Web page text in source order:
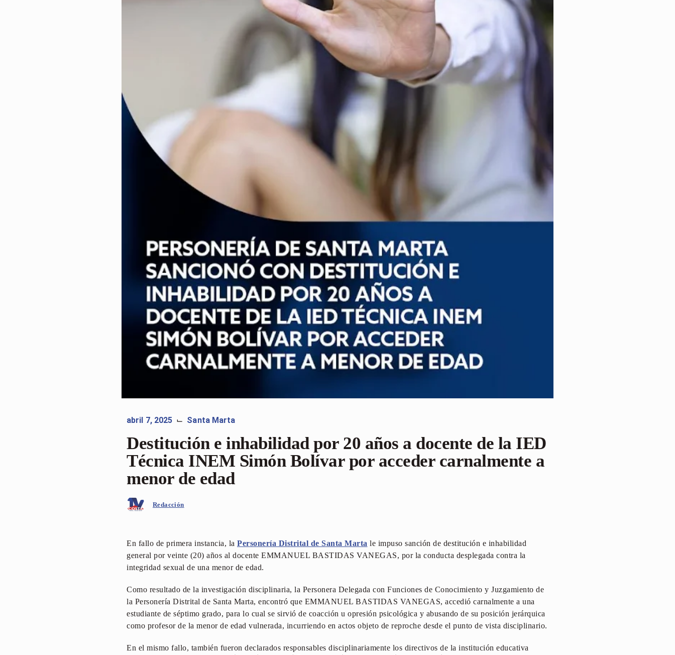
abril 7, 2025 ⌙ Santa Marta
Destitución e inhabilidad por 20 años a docente de la IED
Técnica INEM Simón Bolívar por acceder carnalmente a
menor de edad
Redacción
En fallo de primera instancia, la Personería Distrital de Santa Marta le impuso sanción de destitución e inhabilidad
general por veinte (20) años al docente EMMANUEL BASTIDAS VANEGAS, por la conducta desplegada contra la
integridad sexual de una menor de edad.
Como resultado de la investigación disciplinaria, la Personera Delegada con Funciones de Conocimiento y Juzgamiento de
la Personería Distrital de Santa Marta, encontró que EMMANUEL BASTIDAS VANEGAS, accedió carnalmente a una
estudiante de séptimo grado, para lo cual se sirvió de coacción u opresión psicológica y abusando de su posición jerárquica
como profesor de la menor de edad vulnerada, incurriendo en actos objeto de reproche desde el punto de vista disciplinario.
En el mismo fallo, también fueron declarados responsables disciplinariamente los directivos de la institución educativa